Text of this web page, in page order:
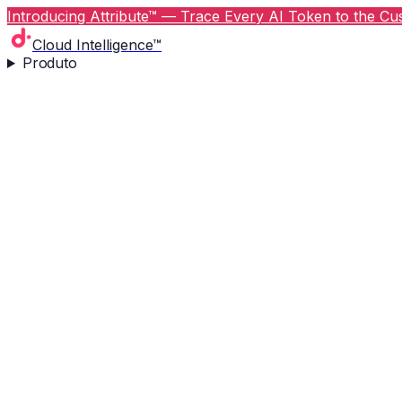
Introducing Attribute™ — Trace Every AI Token to the
Cloud Intelligence™
Produto